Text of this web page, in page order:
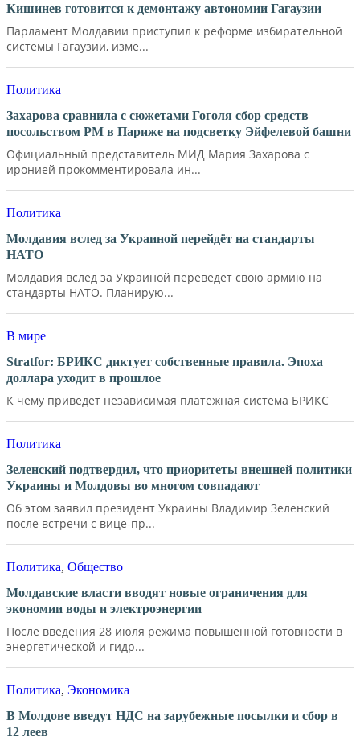
Кишинев готовится к демонтажу автономии Гагаузии
Парламент Молдавии приступил к реформе избирательной
системы Гагаузии, изме...
Политика
Захарова сравнила с сюжетами Гоголя сбор средств
посольством РМ в Париже на подсветку Эйфелевой башни
Официальный представитель МИД Мария Захарова с
иронией прокомментировала ин...
Политика
Молдавия вслед за Украиной перейдёт на стандарты
НАТО
Молдавия вслед за Украиной переведет свою армию на
стандарты НАТО. Планирую...
В мире
Stratfor: БРИКС диктует собственные правила. Эпоха
доллара уходит в прошлое
К чему приведет независимая платежная система БРИКС
Политика
Зеленский подтвердил, что приоритеты внешней политики
Украины и Молдовы во многом совпадают
Об этом заявил президент Украины Владимир Зеленский
после встречи с вице-пр...
Политика, Общество
Молдавские власти вводят новые ограничения для
экономии воды и электроэнергии
После введения 28 июля режима повышенной готовности в
энергетической и гидр...
Политика, Экономика
В Молдове введут НДС на зарубежные посылки и сбор в
12 леев